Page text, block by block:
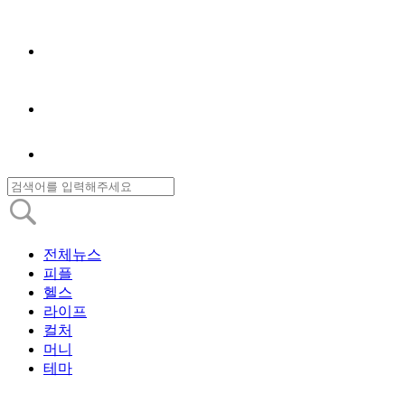
전체뉴스
피플
헬스
라이프
컬처
머니
테마